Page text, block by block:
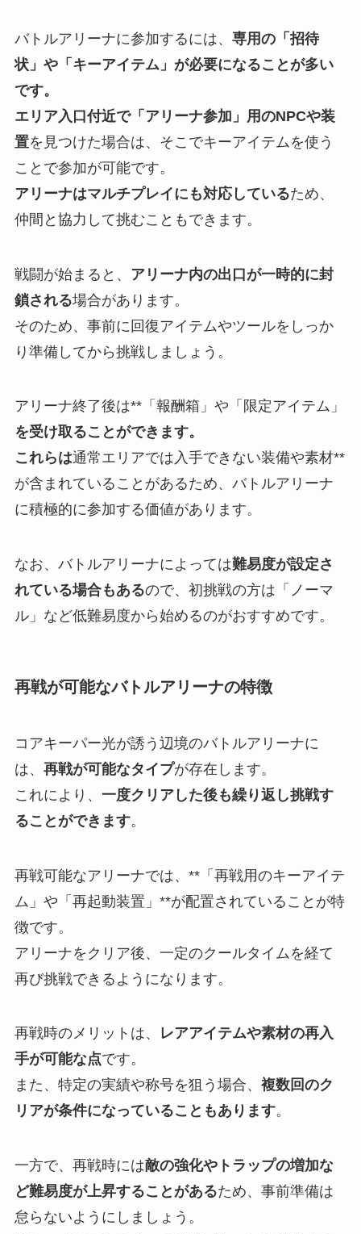
バトルアリーナに参加するには、 専用の「招待
状」や「キーアイテム」が必要になることが多い
です。
エリア入口付近で「アリーナ参加」用のNPCや装
置を見つけた場合は、そこでキーアイテムを使う
ことで参加が可能です。
アリーナはマルチプレイにも対応しているため、
仲間と協力して挑むこともできます。
戦闘が始まると、 アリーナ内の出口が一時的に封
鎖される場合があります。
そのため、事前に回復アイテムやツールをしっか
り準備してから挑戦しましょう。
アリーナ終了後は**「報酬箱」や「限定アイテム」
を受け取ることができます。
これらは通常エリアでは入手できない装備や素材**
が含まれていることがあるため、バトルアリーナ
に積極的に参加する価値があります。
なお、バトルアリーナによっては難易度が設定さ
れている場合もあるので、初挑戦の方は「ノーマ
ル」など低難易度から始めるのがおすすめです。
再戦が可能なバトルアリーナの特徴
コアキーパー光が誘う辺境のバトルアリーナに
は、 再戦が可能なタイプが存在します。
これにより、 一度クリアした後も繰り返し挑戦す
ることができます。
再戦可能なアリーナでは、**「再戦用のキーアイテ
ム」や「再起動装置」**が配置されていることが特
徴です。
アリーナをクリア後、一定のクールタイムを経て
再び挑戦できるようになります。
再戦時のメリットは、
レアアイテムや素材の再入
手が可能な点です。
また、特定の実績や称号を狙う場合、 複数回のク
リアが条件になっていることもあります。
一方で、再戦時には敵の強化やトラップの増加な
ど難易度が上昇することがあるため、事前準備は
怠らないようにしましょう。